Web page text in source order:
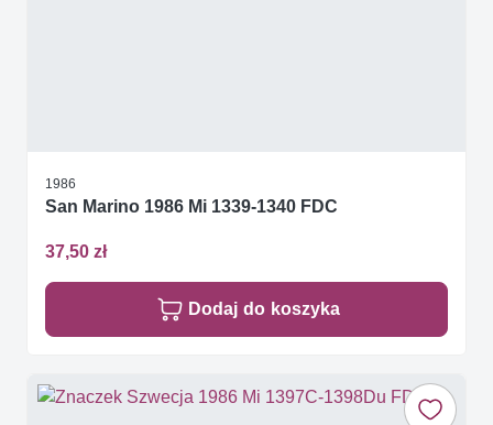
1986
San Marino 1986 Mi 1339-1340 FDC
37,50 zł
Dodaj do koszyka